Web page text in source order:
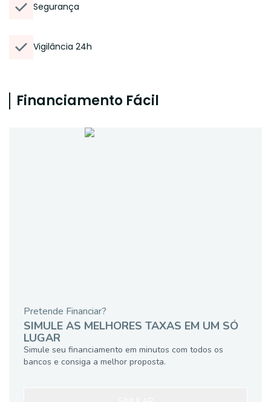
Segurança
Vigilância 24h
Financiamento Fácil
Pretende Financiar?
SIMULE AS MELHORES TAXAS EM UM SÓ
LUGAR
Simule seu financiamento em minutos com todos os
bancos e consiga a melhor proposta.